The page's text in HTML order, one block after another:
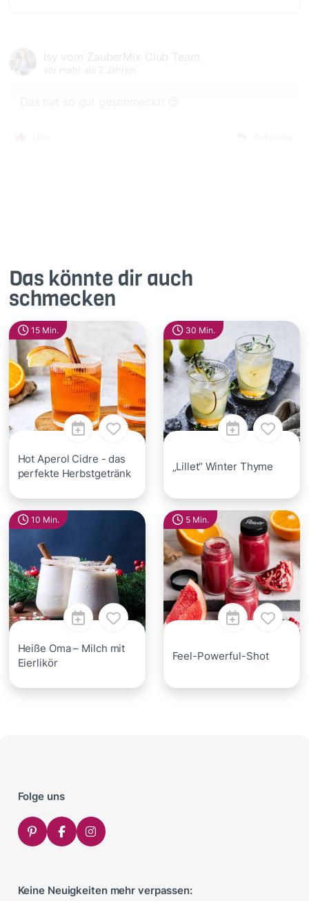
Isy vom ZauberMix Club Team
vor mehr als 2 Jahren
Das könnte dir auch
schmecken
15 Min.
Hot Aperol Cidre - das
perfekte Herbstgetränk
30 Min.
„Lillet“ Winter Thyme
10 Min.
Heiße Oma – Milch mit
Eierlikör
5 Min.
Feel-Powerful-Shot
Folge uns
Keine Neuigkeiten mehr verpassen: